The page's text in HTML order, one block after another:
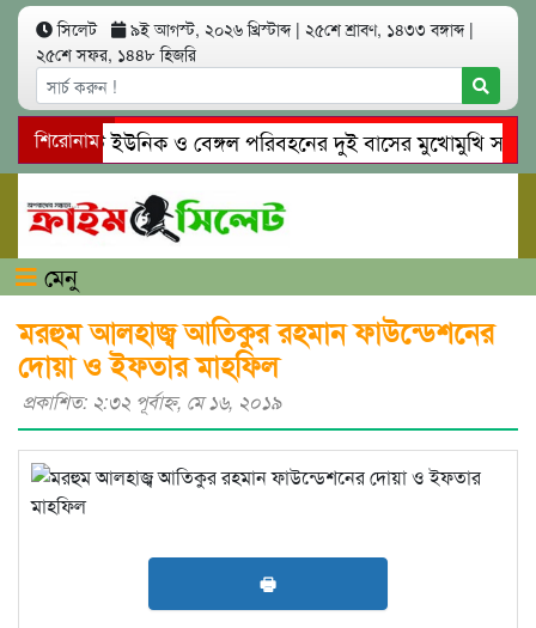
সিলেট ৯ই আগস্ট, ২০২৬ খ্রিস্টাব্দ | ২৫শে শ্রাবণ, ১৪৩৩ বঙ্গাব্দ |
২৫শে সফর, ১৪৪৮ হিজরি
শিরোনাম
সিলেটে ইউনিক ও বেঙ্গল পরিবহনের দুই বাসের মুখোমুখি
গোয়াইনঘাটে প্রেমের ফাঁদে তরুণী পাচার: মাদকাসক্ত রিমালকে
মেনু
মরহুম আলহাজ্ব আতিকুর রহমান ফাউন্ডেশনের
দোয়া ও ইফতার মাহফিল
প্রকাশিত: ২:৩২ পূর্বাহ্ণ, মে ১৬, ২০১৯
🖶